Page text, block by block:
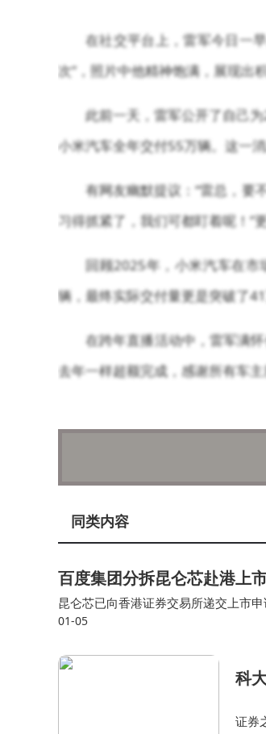
在社交平台上，雷军今日一
次”，照片中他精神饱满，展现出
此前一天，雷军公开了自己
小米汽车全年交付55万辆。这一
有网友幽默提议：“雷总，要
习得抓紧了，我们可都盯着呢！”
回顾2025年，小米汽车在市
辆，最终实际交付量更是突破了41
在跨年直播活动中，雷军满
去年一样超额完成，感谢所有车
同类内容
百度集团分拆昆仑芯赴港上
昆仑芯已向香港证券交易所递交上市
升其市场竞争力和估值，仍然是一个
01-05
科
证券